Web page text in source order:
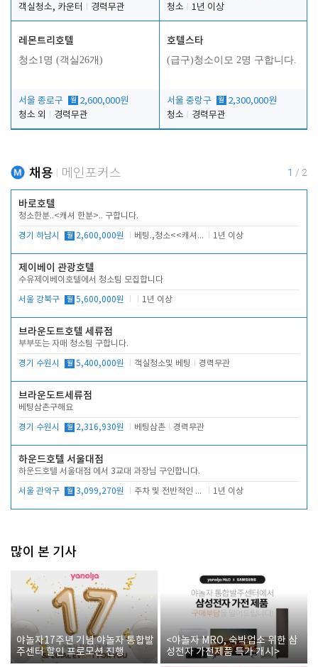
객실청소, 카운터
경력무관
청소
1년 이상
레몬트리호텔
청소1명 (객실26개)
서울 종로구 월 2,600,000원
청소 외
경력무관
호텔스타
(급구)청소이모 2명 구합니다.
서울 중랑구 월 2,300,000원
청소
경력무관
채용 메인포커스 1 / 2
바로호텔
청소한분..<캐셔 한분>.. 구합니다.
경기 하남시 월 2,600,000원 베팅.,청소<<캐셔 모셔봅니다. 1년 이상
제이베이 관광호텔
수유제이베이호텔에서 청소팀 모집합니다
서울 강북구 월 5,600,000원 1년 이상
브라운도트호텔 세류점
부부또는 자매 청소팀 구합니다.
경기 수원시 월 5,400,000원 객실청소및 베팅 경력무관
브라운도트세류점
베팅삼촌구해요
경기 수원시 월 2,316,930원 베팅삼촌 경력무관
하운드호텔 서울대점
하운드호텔 서울대점 에서 3교대 과장님 구인합니다.
서울 관악구 월 3,099,270원 주차 및 전반적인 당번업무 1년 이상
많이 본 기사
야놀자17주년 기념 야놀자 통합발
주센터 할인 프로모션 진행
<야놀자 MRO, 숙박업소 위한 삼
성전자 가전제품 특가 개시>